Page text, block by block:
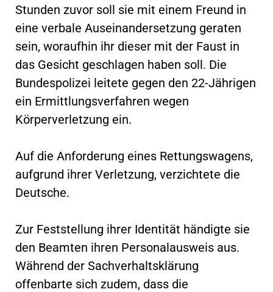
Stunden zuvor soll sie mit einem Freund in
eine verbale Auseinandersetzung geraten
sein, woraufhin ihr dieser mit der Faust in
das Gesicht geschlagen haben soll. Die
Bundespolizei leitete gegen den 22-Jährigen
ein Ermittlungsverfahren wegen
Körperverletzung ein.
Auf die Anforderung eines Rettungswagens,
aufgrund ihrer Verletzung, verzichtete die
Deutsche.
Zur Feststellung ihrer Identität händigte sie
den Beamten ihren Personalausweis aus.
Während der Sachverhaltsklärung
offenbarte sich zudem, dass die